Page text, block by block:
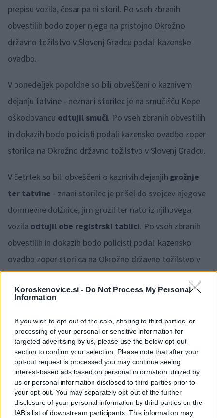
Koroskenovice.si - Do Not Process My Personal
Information
If you wish to opt-out of the sale, sharing to third parties, or
processing of your personal or sensitive information for
targeted advertising by us, please use the below opt-out
section to confirm your selection. Please note that after your
opt-out request is processed you may continue seeing
interest-based ads based on personal information utilized by
us or personal information disclosed to third parties prior to
your opt-out. You may separately opt-out of the further
disclosure of your personal information by third parties on the
IAB’s list of downstream participants. This information may
prepisu vozila, česar pa ni storil. Po vseh zbranih
obvestilih bodo zoper njega na pristojno Okrožno
državno tožilstvo v Slovenj Gradcu podali kazensko
ovadbo.
V ponedeljek popoldne so bili obveščeni o kaznivem
dejanju tatvine - neznani storilec je na smučišču Kope
oškodovancu odtujil smuči. Po vseh zbranih obvestilih
in dokazih bodo policisti podali kazensko ovadbo zoper
storilca na Okrožno državno tožilstvo v Slovenj Gradcu.
V četrtek so bili obveščeni o kaznivih dejanjih grožnje
ter tatvine - znani storilec je prišel do svojcev njegove
domnevne dolžnice, jim grozil ter nato iz njihovega
vozila odtujil obe registrski tablici. Po vseh zbranih
obvestilih in dokazih bodo policisti podali kazensko
ovadbo zoper storilca na Okrožno državno tožilstvo v
Tudi v nedeljo zvečer so bili policisti obveščeni o
kaznivem dejanju tatvine, in sicer je neznani storilec na
smučišču Kope oškodovancuodtujil smuči. Po vseh
zbranih obvestilih in dokazih bodo policisti podali
kazensko ovadbo zoper storilca na Okrožno državno
tožilstvo v Slovenj Gradcu.
V noči na ponedeljek so bili obveščeni o kaznivih dejanjih